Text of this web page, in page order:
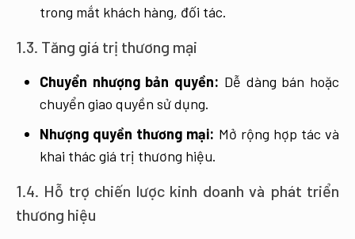
trong mắt khách hàng, đối tác.
1.3. Tăng giá trị thương mại
Chuyển nhượng bản quyền: Dễ dàng bán hoặc
chuyển giao quyền sử dụng.
Nhượng quyền thương mại: Mở rộng hợp tác và
khai thác giá trị thương hiệu.
1.4. Hỗ trợ chiến lược kinh doanh và phát triển
thương hiệu